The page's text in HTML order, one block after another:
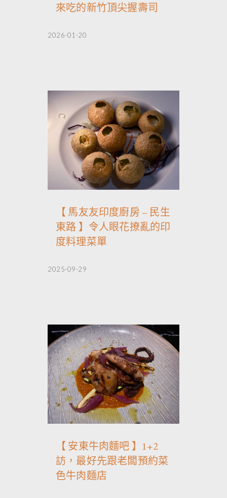
來吃的新竹頂尖握壽司
2026-01-20
【 馬友友印度廚房 – 民生
東路 】令人眼花撩亂的印
度料理菜單
2025-09-29
【 安東牛肉麵吧 】1+2
訪，最好先跟老闆預約菜
色牛肉麵店